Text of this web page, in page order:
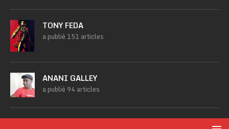
TONY FEDA
a publié 151 articles
ANANI GALLEY
a publié 94 articles